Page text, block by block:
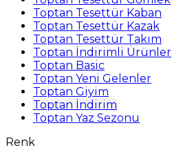
Toptan Tesettür Kaban
Toptan Tesettür Kazak
Toptan Tesettür Takım
Toptan İndirimli Ürünler
Toptan Basic
Toptan Yeni Gelenler
Toptan Giyim
Toptan İndirim
Toptan Yaz Sezonu
Renk